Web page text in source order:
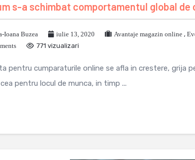
s-a schimbat comportamentul global de
Ioana Buzea iulie 13, 2020 Avantaje magazin online ,
771 vizualizari
pentru cumparaturile online se afla in crestere, grija
pentru locul de munca, in timp ...